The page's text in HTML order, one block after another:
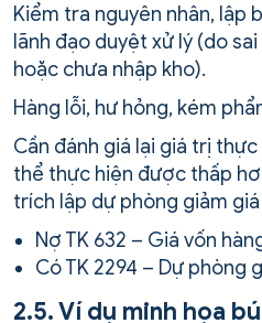
Kiểm tra nguyên nhân, lập
lãnh đạo duyệt xử lý (do
hoặc chưa nhập kho).
Hàng lỗi, hư hỏng, kém
Cần đánh giá lại giá trị
thể thực hiện được thấp
trích lập dự phòng giảm
Nợ TK 632 – Giá vốn
Có TK 2294 – Dự phòng
2.5. Ví dụ minh họa